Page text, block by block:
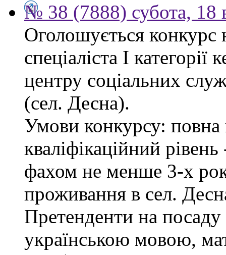
№ 38 (7888) субота, 18
Оголошується конкурс
спеціаліста І категорії
центру соціальних
(сел. Десна).
Умови конкурсу: повна
кваліфікаційний
фахом не менше 3-х
проживання в сел.
Претенденти на посаду
українською мовою,